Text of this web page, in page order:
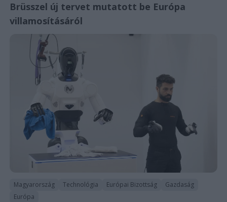
Brüsszel új tervet mutatott be Európa
villamosításáról
Magyarország Technológia Európai Bizottság
Gazdaság
Európa